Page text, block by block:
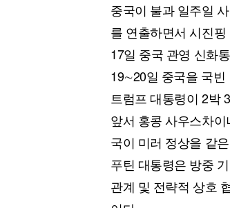
중국이 불과 일주일
를 연출하면서 시진
17일 중국 관영 신화
19∼20일 중국을 국빈
트럼프 대통령이 2박
앞서 홍콩 사우스차
국이 미러 정상을 같
푸틴 대통령은 방중
관계 및 전략적 상호